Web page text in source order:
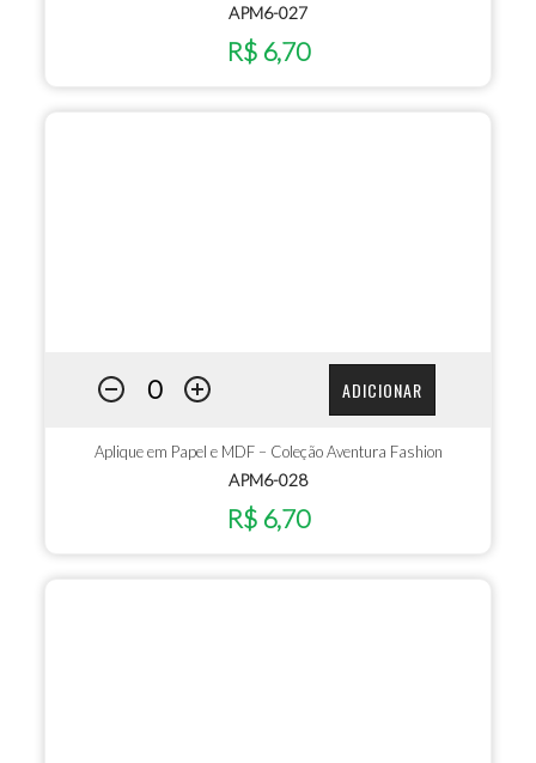
APM6-027
R$ 6,70
ADICIONAR
Aplique em Papel e MDF – Coleção Aventura Fashion
APM6-028
R$ 6,70